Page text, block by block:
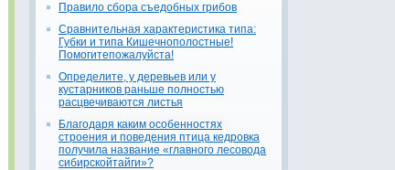
Правило сбора съедобных грибов
Сравнительная характеристика типа:
Губки и типа Кишечнополостные!
Помогитепожалуйста!
Определите, у деревьев или у
кустарников раньше полностью
расцвечиваются листья
Благодаря каким особенностях
строения и поведения птица кедровка
получила название «главного лесовода
сибирскойтайги»?